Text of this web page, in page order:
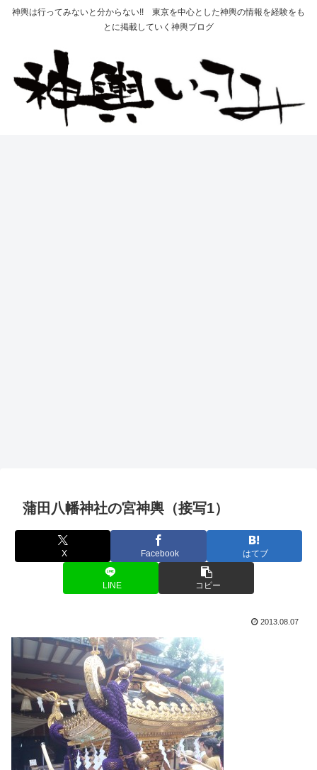
神輿は行ってみないと分からない!! 東京を中心とした神輿の情報を経験をも
とに掲載していく神輿ブログ
蒲田八幡神社の宮神輿（接写1）
X Facebook はてブ
LINE コピー
2013.08.07